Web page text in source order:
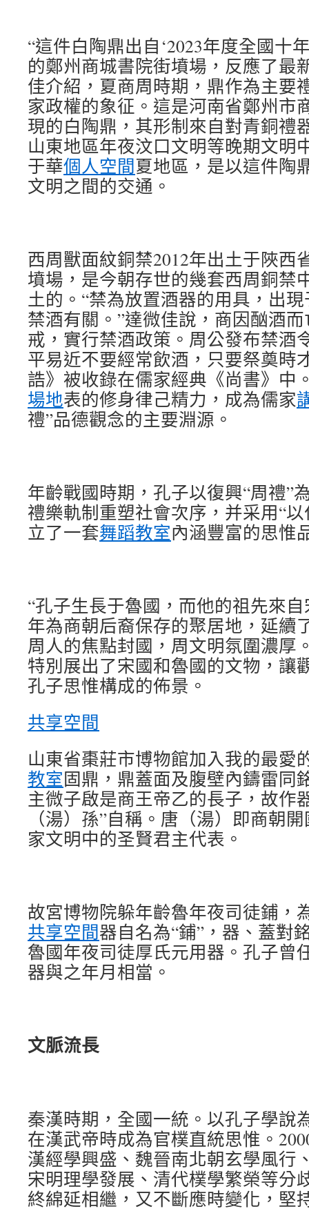
“這件白陶鼎出自‘2023年度全國十
的鄭州商城書院街墳場，反應了最
佳介紹，夏商周時期，鼎作為主要
家政權的象征。這是河南省鄭州市
現的白陶鼎，其形制來自對青銅禮
山東地區年夜汶口文明等晚期文明
于華個人空間夏地區，是以這件陶
文明之間的交通。
西周獸面紋銅禁2012年出土于陜西
墳場，是今朝存世的幾套西周銅禁
土的。“禁為放置酒器的用具，出
禁酒有關。”達微佳說，商因酗酒
戒，實行禁酒政策。周公發布禁酒
平易近不要經常飲酒，只要祭奠時
誥》被收錄在儒家經典《尚書》中
場地表的修身律己精力，成為儒家
禮”品德觀念的主要淵源。
年齡戰國時期，孔子以復興“周禮”
禮樂軌制重塑社會次序，并采用“
立了一套舞蹈教室內涵豐富的思惟
“孔子生長于魯國，而他的祖先來
年為商朝后裔保存的聚居地，延續
周人的焦點封國，周文明氛圍濃厚
特別展出了宋國和魯國的文物，讓
孔子思惟構成的佈景。
共享空間
山東省棗莊市博物館加入我的最愛
教室固鼎，鼎蓋面及腹壁內鑄雷同
主微子啟是商王帝乙的長子，故作
（湯）孫”自稱。唐（湯）即商朝
家文明中的圣賢君主代表。
故宮博物院躲年齡魯年夜司徒鋪，
共享空間器自名為“鋪”，器、蓋對
魯國年夜司徒厚氏元用器。孔子曾
器與之年月相當。
文脈流長
秦漢時期，全國一統。以孔子學說
在漢武帝時成為官樸直統思惟。
漢經學興盛、魏晉南北朝玄學風行
宋明理學發展、清代樸學繁榮等分
終綿延相繼，又不斷應時變化，堅